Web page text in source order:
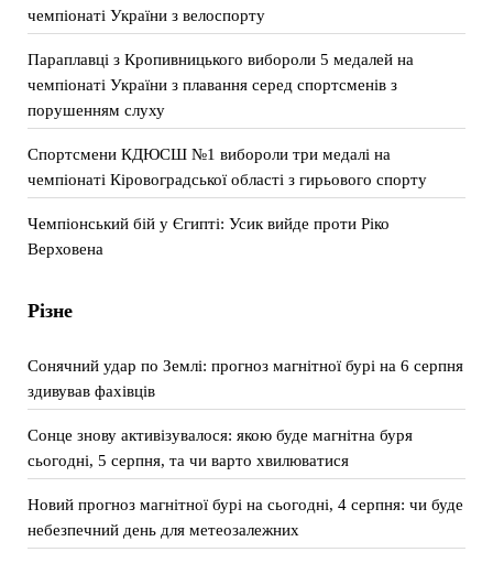
чемпіонаті України з велоспорту
Параплавці з Кропивницького вибороли 5 медалей на
чемпіонаті України з плавання серед спортсменів з
порушенням слуху
Спортсмени КДЮСШ №1 вибороли три медалі на
чемпіонаті Кіровоградської області з гирьового спорту
Чемпіонський бій у Єгипті: Усик вийде проти Ріко
Верховена
Різне
Сонячний удар по Землі: прогноз магнітної бурі на 6 серпня
здивував фахівців
Сонце знову активізувалося: якою буде магнітна буря
сьогодні, 5 серпня, та чи варто хвилюватися
Новий прогноз магнітної бурі на сьогодні, 4 серпня: чи буде
небезпечний день для метеозалежних